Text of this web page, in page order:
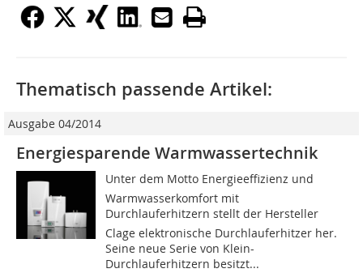
Thematisch passende Artikel:
Ausgabe 04/2014
Energiesparende Warmwassertechnik
Unter dem Motto Energieeffizienz und
Warmwasserkomfort mit
Durchlauferhitzern stellt der Hersteller
Clage elektronische Durchlauferhitzer her.
Seine neue Serie von Klein-
Durchlauferhitzern besitzt...